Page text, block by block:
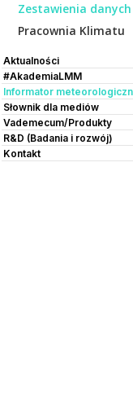
Zestawienia danych
Pracownia Klimatu
Aktualności
#AkademiaLMM
Informator
Słownik dla mediów
Vademecum/Produkty
R&D (Badania i rozwój)
Kontakt
CMM
Tereny